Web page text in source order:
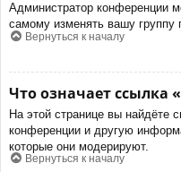
Администратор конференции
самому изменять вашу
Вернуться к началу
Что означает ссылка
На этой странице вы найдёте
конференции и другую
которые они модерируют.
Вернуться к началу